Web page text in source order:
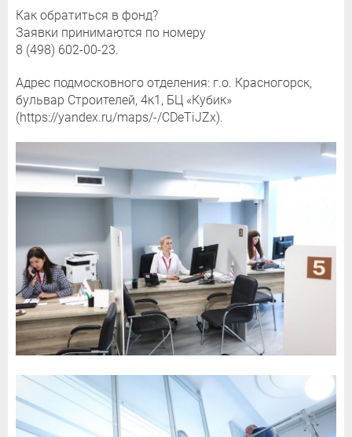
Как обратиться в фонд?
Заявки принимаются по номеру
8 (498) 602-00-23.
Адрес подмосковного отделения: г.о. Красногорск,
бульвар Строителей, 4к1, БЦ «Кубик»
(https://yandex.ru/maps/-/CDeTiJZx).